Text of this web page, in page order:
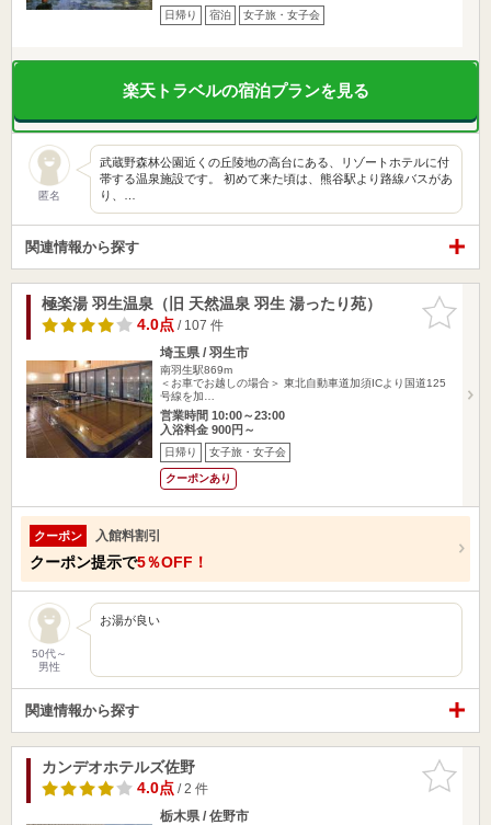
日帰り 宿泊 女子旅・女子会
楽天トラベルの宿泊プランを見る
匿名
武蔵野森林公園近くの丘陵地の高台にある、リゾートホテルに付
帯する温泉施設です。 初めて来た頃は、熊谷駅より路線バスがあ
り、…
関連情報から探す
お気に入
りに追加
極楽湯 羽生温泉（旧 天然温泉 羽生 湯ったり苑）
4.0点/ 107 件
埼玉県 / 羽生市
南羽生駅869m
＜お車でお越しの場合＞ 東北自動車道加須ICより国道125
号線を加…
営業時間 10:00～23:00
入浴料金 900円～
日帰り 女子旅・女子会
クーポンあり
クーポン 入館料割引
クーポン提示で5％OFF！
50代～
男性
お湯が良い
関連情報から探す
お気に入
りに追加
カンデオホテルズ佐野
4.0点/ 2 件
栃木県 / 佐野市